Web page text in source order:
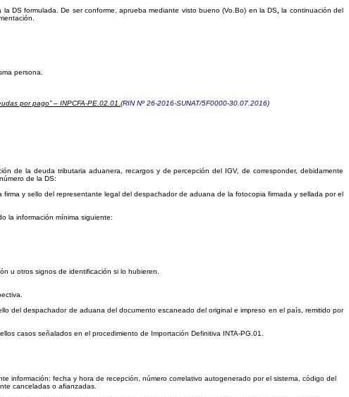
la DS formulada. De ser conforme, aprueba mediante visto bueno (Vo.Bo) en la DS la continuación del
persona.
por pago” – INPCFA-PE.02.01. (RIN Nº 26-2016-SUNAT/5F0000-30.07.2016)
de la deuda tributaria aduanera, recargos y de percepción del IGV, de corresponder, debidamente
de la DS:
y sello del representante legal del despachador de aduana de la fotocopia firmada y sellada por el
la información mínima siguiente:
u otros signos de identificación si lo hubieren.
del despachador de aduana del documento escaneado del original e impreso en el país, remitido por
casos señalados en el procedimiento de Importación Definitiva INTA-PG.01.
información: fecha y hora de recepción, número correlativo autogenerado por el sistema, código del
canceladas o afianzadas.